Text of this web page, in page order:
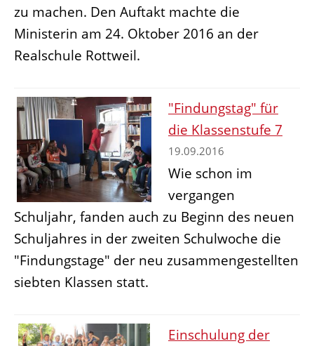
zu machen. Den Auftakt machte die
Ministerin am 24. Oktober 2016 an der
Realschule Rottweil.
"Findungstag" für
die Klassenstufe 7
19.09.2016
Wie schon im
vergangen
Schuljahr, fanden auch zu Beginn des neuen
Schuljahres in der zweiten Schulwoche die
"Findungstage" der neu zusammengestellten
siebten Klassen statt.
Einschulung der